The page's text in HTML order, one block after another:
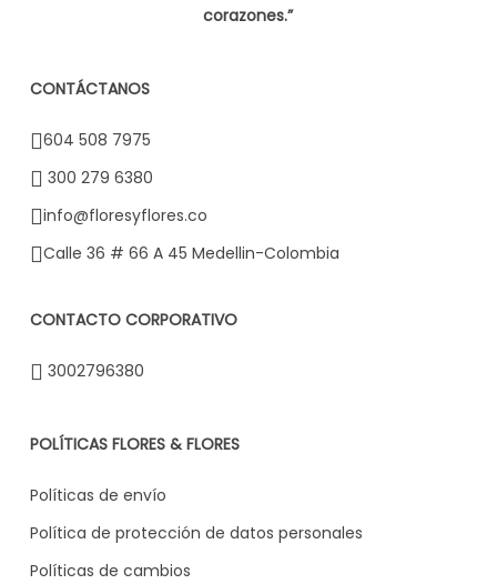
corazones.”
CONTÁCTANOS
604 508 7975
300 279 6380
info@floresyflores.co
Calle 36 # 66 A 45 Medellin-Colombia
CONTACTO CORPORATIVO
3002796380
POLÍTICAS FLORES & FLORES
Políticas de envío
Política de protección de datos personales
Políticas de cambios